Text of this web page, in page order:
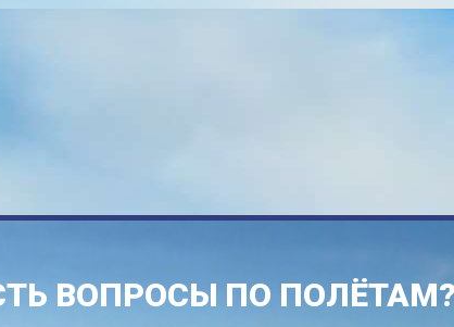
ВОПРОСЫ ПО